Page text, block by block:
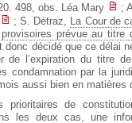
498, obs. Léa Mary
;
; S. Détraz, La Cour de
prévue au titre
donc décidé que ce délai
de l’expiration du titre
condamnation par la
aussi bien en matières
prioritaires de
les deux cas, une